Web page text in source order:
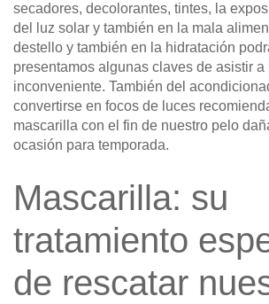
secadores, decolorantes, tintes, la
del luz solar y también en la mala
destello y también en la hidratación
presentamos algunas claves de asistir a
inconveniente. También del
convertirse en focos de luces
mascarilla con el fin de nuestro pelo
ocasión para temporada.
Mascarilla: su
tratamiento
de rescatar